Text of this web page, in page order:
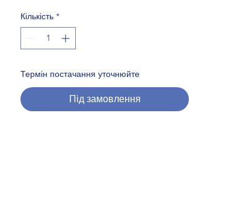
Кількість *
Термін постачання уточнюйте
Під замовлення